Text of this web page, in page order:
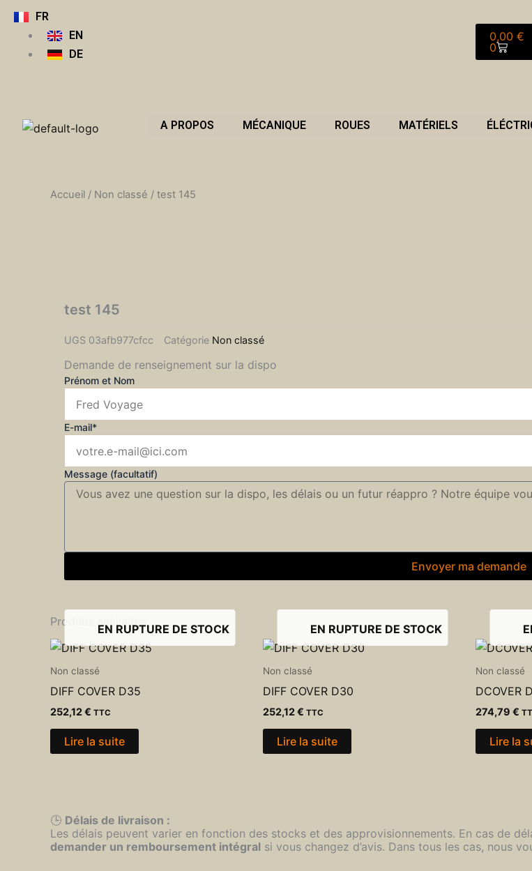
Aller
FR
EN
DE
0,00 €
0
Panier
A PROPOS MÉCANIQUE ROUES MATÉRIELS
Accueil / Non classé / test 145
test 145
UGS 03afb977cfcc Catégorie Non classé
Demande de renseignement sur la dispo
Prénom et Nom
E-mail*
Message (facultatif)
Envoyer ma demande
Produits similaires
EN RUPTURE DE STOCK
Non classé
DIFF COVER D35
252,12€ TTC
Lire la suite
EN RUPTURE DE STOCK
Non classé
DIFF COVER D30
252,12€ TTC
Lire la suite
Non classé
DCOVER
274,79 €
Lire la
🕒 Délais de livraison :
Les délais peuvent varier en fonction des stocks et des approvisionnements. En cas de
demander un remboursement intégral si vous changez d’avis. Dans tous les cas, nous